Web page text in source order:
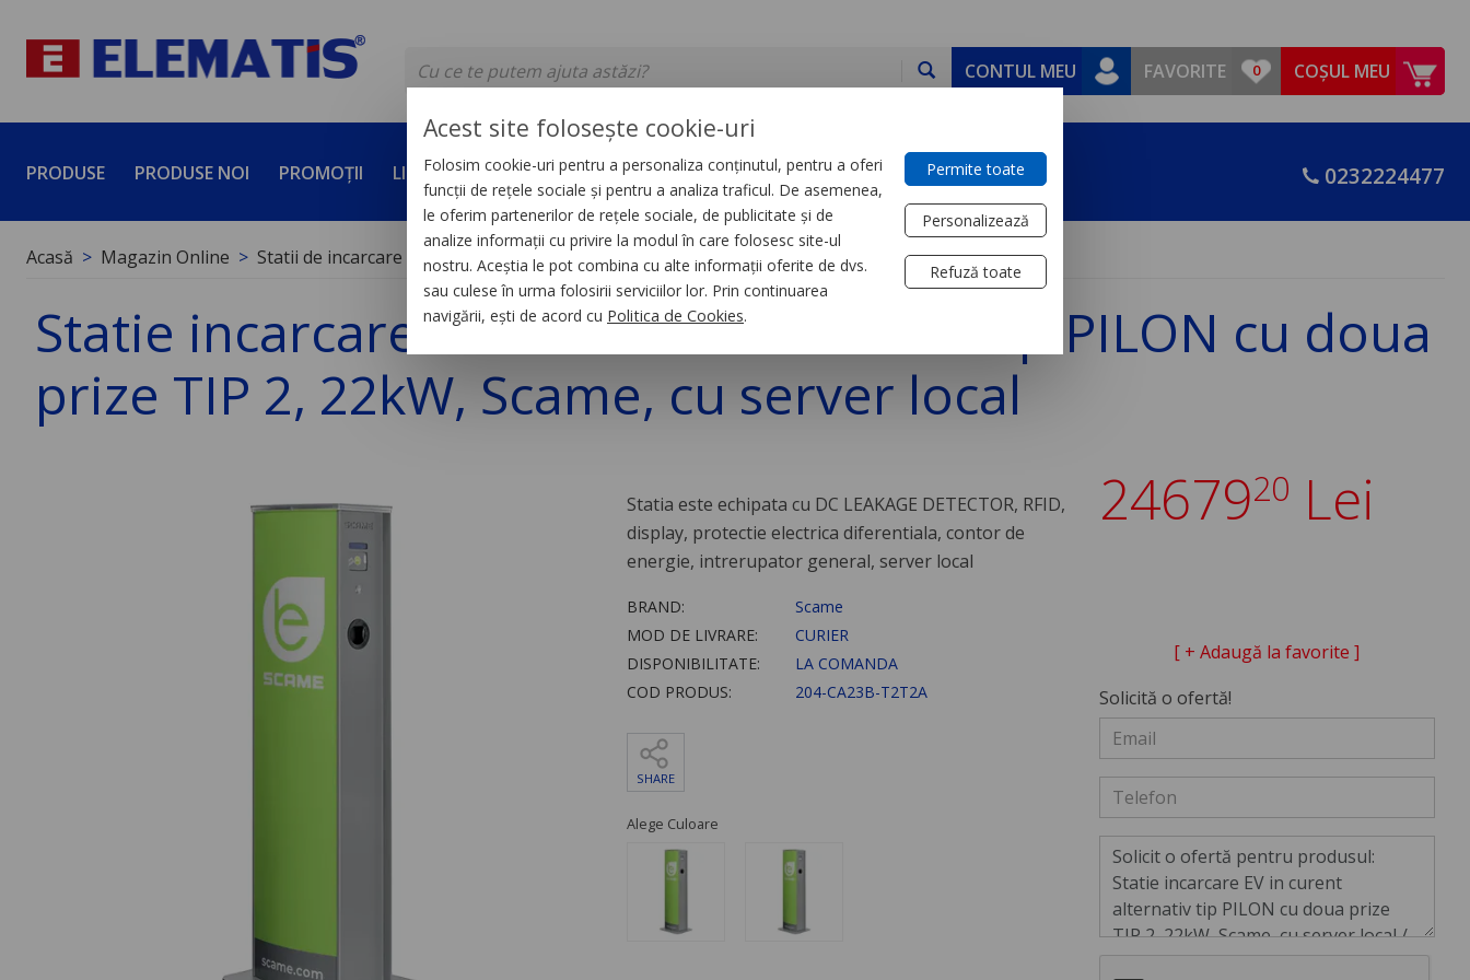
CONTUL MEU FAVORITE COȘUL MEU
PRODUSE PRODUSE NOI PROMOȚII LICHIDĂRI DE STOC SERVICII DEVINO PARTENER CONTACT 0232224477
Acasă Magazin Online Statii de incarcare auto Produse
Statie incarcare EV in curent alternativ tip PILON cu doua
prize TIP 2, 22kW, Scame, cu server local
Statia este echipata cu DC LEAKAGE DETECTOR, RFID,
display, protectie electrica diferentiala, contor de
energie, intrerupator general, server local
BRAND:
Scame
MOD DE LIVRARE:
CURIER
DISPONIBILITATE:
LA COMANDA
COD PRODUS:
204-CA23B-T2T2A
SHARE
Alege Culoare
2467920 Lei
[ + Adaugă la favorite ]
Solicită o ofertă!
Acest site folosește cookie-uri
Folosim cookie-uri pentru a personaliza conținutul, pentru a oferi
funcții de rețele sociale și pentru a analiza traficul. De asemenea,
le oferim partenerilor de rețele sociale, de publicitate și de
analize informații cu privire la modul în care folosesc site-ul
nostru. Aceștia le pot combina cu alte informații oferite de dvs.
sau culese în urma folosirii serviciilor lor. Prin continuarea
navigării, ești de acord cu Politica de Cookies.
Permite toate
Personalizează
Refuză toate